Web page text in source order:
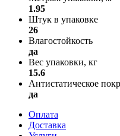
1.95
Штук в упаковке
26
Влагостойкость
да
Вес упаковки, кг
15.6
Антистатическое
да
Оплата
Доставка